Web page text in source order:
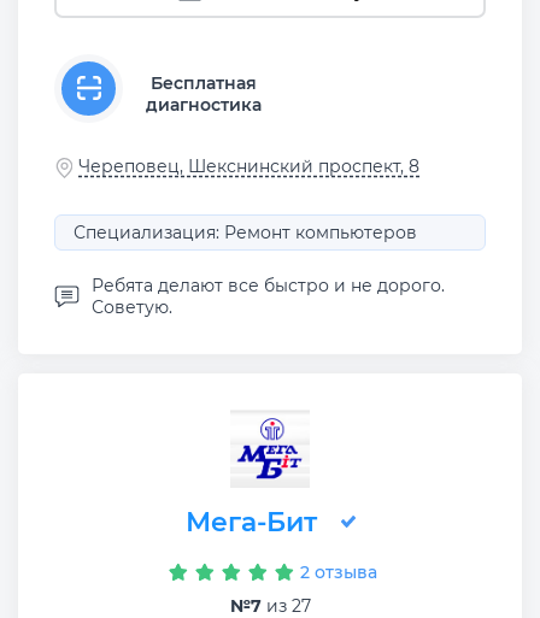
Бесплатная
диагностика
Череповец, Шекснинский проспект, 8
Специализация: Ремонт компьютеров
Ребята делают все быстро и не дорого.
Советую.
Мега-Бит
2 отзыва
№7из 27